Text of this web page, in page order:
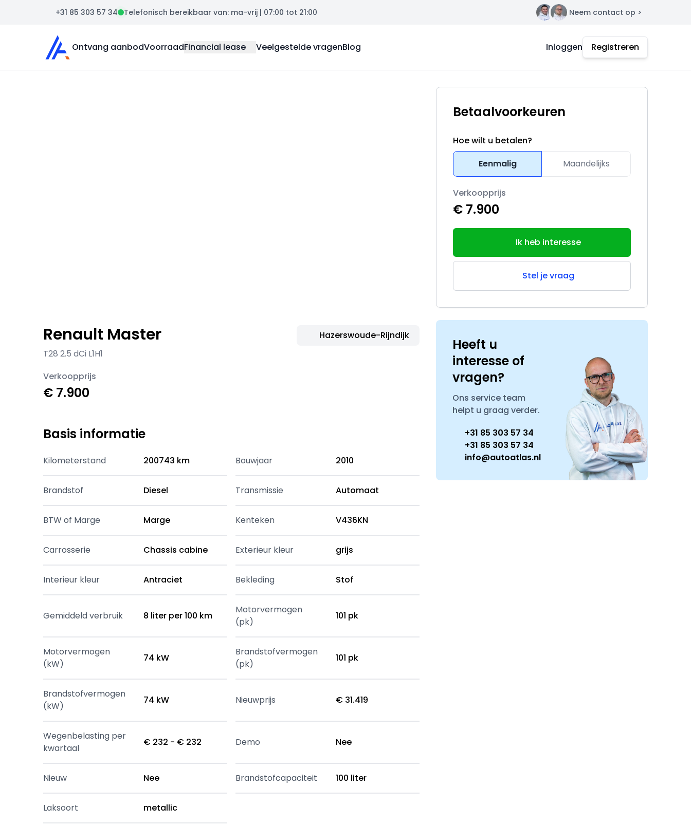
+31 85 303 57 34 Telefonisch bereikbaar van: ma-vrij | 07:00 tot 21:00 Contact Neem contact op >
Auto Atlas
Ontvang aanbodVoorraadFinancial lease Veelgestelde vragenBlog Inloggen Registreren
Renault Master
T28 2.5 dCi L1H1
Hazerswoude-Rijndijk
Verkoopprijs
€ 7.900
Betaalvoorkeuren
Hoe wilt u betalen?
Eenmalig
Maandelijks
Verkoopprijs
€ 7.900
Ik heb interesse
Stel je vraag
Heeft u
interesse of
vragen?
Ons service team
helpt u graag verder.
+31 85 303 57 34
+31 85 303 57 34
info@autoatlas.nl
Basis informatie
Kilometerstand 200743 km Bouwjaar 2010
Brandstof Diesel Transmissie Automaat
BTW of Marge Marge Kenteken V436KN
Carrosserie Chassis cabine Exterieur kleur grijs
Interieur kleur Antraciet Bekleding Stof
Gemiddeld verbruik 8 liter per 100 km
Motorvermogen
(pk)
101 pk
Motorvermogen
(kW)
74 kW
Brandstofvermogen
(pk)
101 pk
Brandstofvermogen
(kW)
74 kW Nieuwprijs € 31.419
Wegenbelasting per
kwartaal
€ 232 - € 232 Demo Nee
Nieuw Nee Brandstofcapaciteit 100 liter
Laksoort metallic